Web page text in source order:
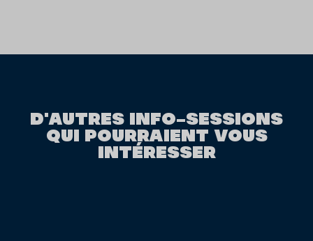
D'AUTRES INFO-SESSIONS
QUI POURRAIENT VOUS
INTÉRESSER